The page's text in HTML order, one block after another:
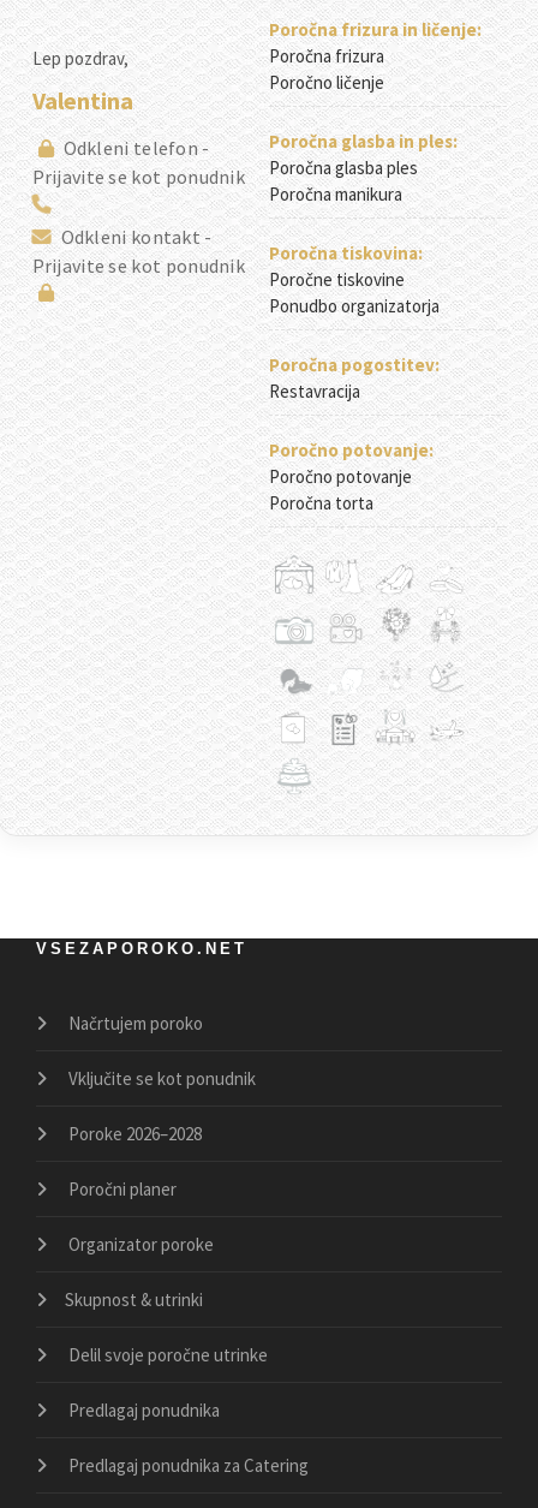
Lep pozdrav,
Valentina
Odkleni telefon -
Prijavite se kot ponudnik
Odkleni kontakt -
Prijavite se kot ponudnik
Poročna frizura in ličenje:
Poročna frizura
Poročno ličenje
Poročna glasba in ples:
Poročna glasba ples
Poročna manikura
Poročna tiskovina:
Poročne tiskovine
Ponudbo organizatorja
Poročna pogostitev:
Restavracija
Poročno potovanje:
Poročno potovanje
Poročna torta
VSEZAPOROKO.NET
Načrtujem poroko
Vključite se kot ponudnik
Poroke 2026–2028
Poročni planer
Organizator poroke
Skupnost & utrinki
Delil svoje poročne utrinke
Predlagaj ponudnika
Predlagaj ponudnika za Catering